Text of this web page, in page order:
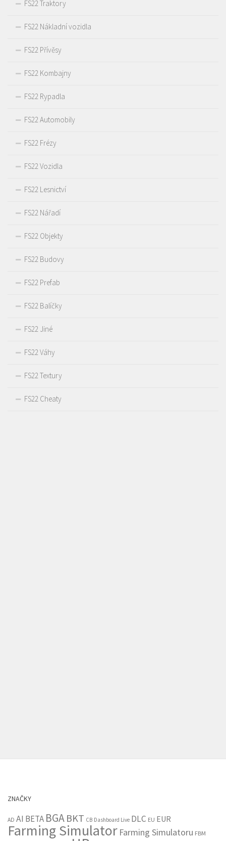
FS22 Traktory
FS22 Nákladní vozidla
FS22 Přívěsy
FS22 Kombajny
FS22 Rypadla
FS22 Automobily
FS22 Frézy
FS22 Vozidla
FS22 Lesnictví
FS22 Nářadí
FS22 Objekty
FS22 Budovy
FS22 Prefab
FS22 Balíčky
FS22 Jiné
FS22 Váhy
FS22 Textury
FS22 Cheaty
ZNAČKY
AD AI BETA BGABKT CB Dashboard Live DLC EU EUR
Farming Simulator Farming Simulatoru FBM